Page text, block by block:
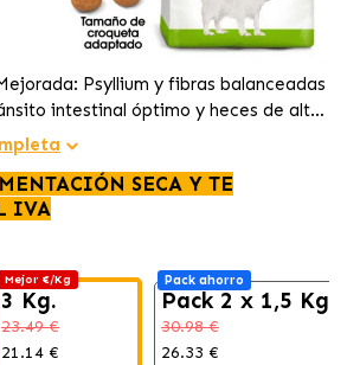
Psyllium y fibras balanceadas
intestinal óptimo y heces de alta
Máxima Forma:
a una piel y pelaje saludables y
Urinaria:
en perros de tamaño extra pequeño.
SECA Y TE
IVA
Mejor €/Kg
3 Kg.
23.49 €
21.14 €
Pack ahorro
Pack 2 x 1,5 Kg
30.98 €
26.33 €